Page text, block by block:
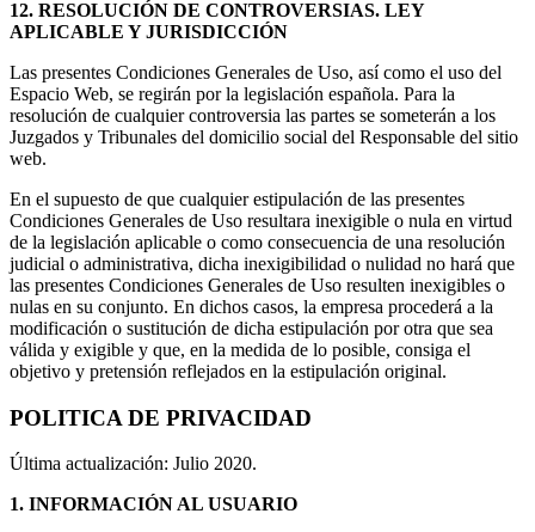
12. RESOLUCIÓN DE CONTROVERSIAS. LEY
APLICABLE Y JURISDICCIÓN
Las presentes Condiciones Generales de Uso, así como el uso del
Espacio Web, se regirán por la legislación española. Para la
resolución de cualquier controversia las partes se someterán a los
Juzgados y Tribunales del domicilio social del Responsable del sitio
web.
En el supuesto de que cualquier estipulación de las presentes
Condiciones Generales de Uso resultara inexigible o nula en virtud
de la legislación aplicable o como consecuencia de una resolución
judicial o administrativa, dicha inexigibilidad o nulidad no hará que
las presentes Condiciones Generales de Uso resulten inexigibles o
nulas en su conjunto. En dichos casos, la empresa procederá a la
modificación o sustitución de dicha estipulación por otra que sea
válida y exigible y que, en la medida de lo posible, consiga el
objetivo y pretensión reflejados en la estipulación original.
POLITICA DE PRIVACIDAD
Última actualización: Julio 2020.
1. INFORMACIÓN AL USUARIO